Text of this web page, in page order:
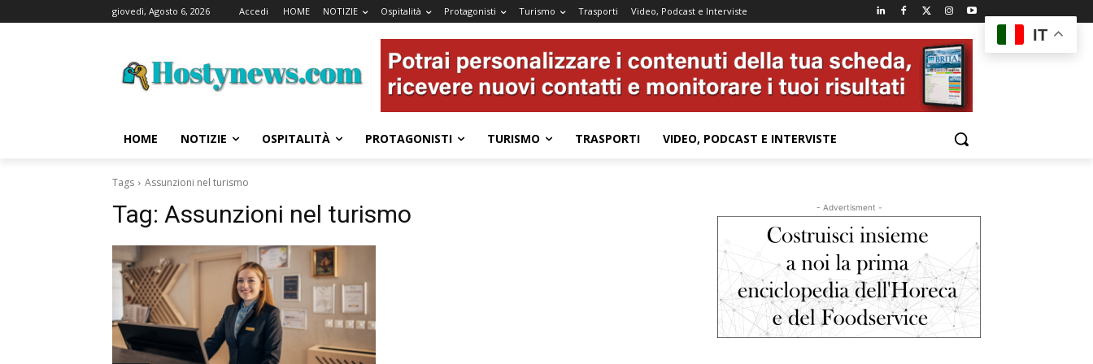
giovedì, Agosto 6, 2026 Accedi HOME NOTIZIE Ospitalità Protagonisti Turismo Trasporti Video, Podcast e Interviste
HOME NOTIZIE OSPITALITÀ PROTAGONISTI TURISMO TRASPORTI VIDEO, PODCAST E INTERVISTE
Tags Assunzioni nel turismo
Tag: Assunzioni nel turismo - Advertisment -
IT